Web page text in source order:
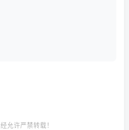
允许严禁转载！